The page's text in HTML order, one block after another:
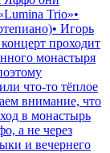
Trio»•
Игорь
проходит
монастыря
что-то тёплое
внимание, что
в монастырь
а не через
и вечернего